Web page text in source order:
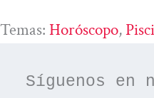
Temas: Horóscopo,
Síguenos en